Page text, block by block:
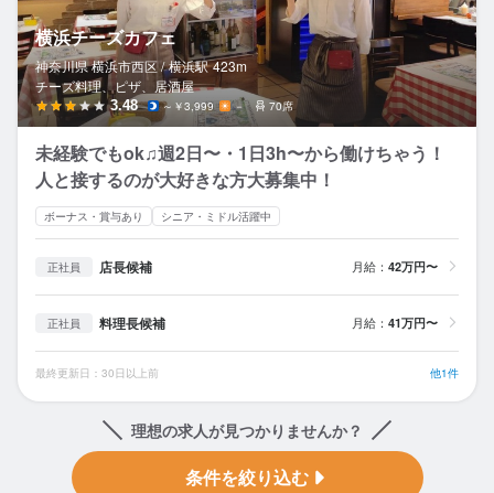
横浜チーズカフェ
神奈川県 横浜市西区 / 横浜駅 423m
チーズ料理、ピザ、居酒屋
3.48 ～￥3,999 － 70席
未経験でもok♫週2日〜・1日3h〜から働けちゃう！
人と接するのが大好きな方大募集中！
ボーナス・賞与あり シニア・ミドル活躍中
正社員 店長候補 月給： 42万円〜
正社員 料理長候補 月給： 41万円〜
最終更新日：30日以上前 他1件
理想の求人が見つかりませんか？
条件を絞り込む